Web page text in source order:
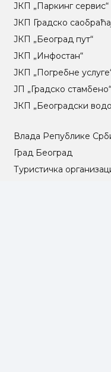
ЈКП „Паркинг сервис“
ЈКП Градско
ЈКП „Београд пут“
ЈКП „Инфостан“
ЈКП „Погребне
ЈП „Градско стамбено“
ЈКП „Београдски
Влада Републике
Град Београд
Туристичка